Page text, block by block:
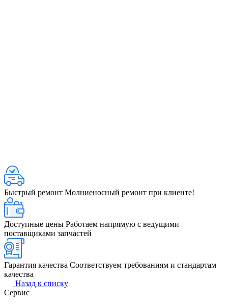
Быстрый ремонт Молниеносный ремонт при клиенте!
Доступные цены Работаем напрямую с ведущими
поставщиками запчастей
Гарантия качества Соответствуем требованиям и стандартам
качества
Назад к списку
Сервис